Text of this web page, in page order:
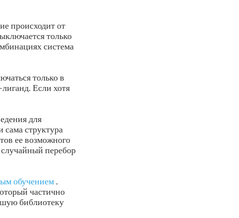
происходит от
только
система
только в
Если хотя
для
структура
ее возможного
перебор
обучением .
частично
библиотеку